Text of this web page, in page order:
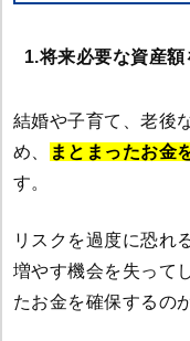
1.将来必要な資産
結婚や子育て、老後
め、
まとまったお金
す。
リスクを過度に恐れ
増やす機会を失って
たお金を確保するの